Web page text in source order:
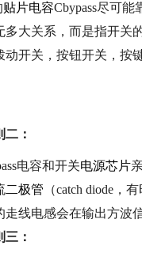
贴片电容Cbypass尽可
多大关系，而是指开关
动开关，按钮开关，按
二：
电容和开关电源芯片
二极管 （catch diode
走线电感会在输出方波
三：